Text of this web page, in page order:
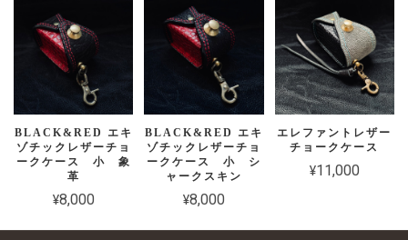
BLACK&RED エキ
ゾチックレザーチョ
ークケース 小 象
革
¥8,000
BLACK&RED エキ
ゾチックレザーチョ
ークケース 小 シ
ャークスキン
¥8,000
エレファントレザー
チョークケース
¥11,000